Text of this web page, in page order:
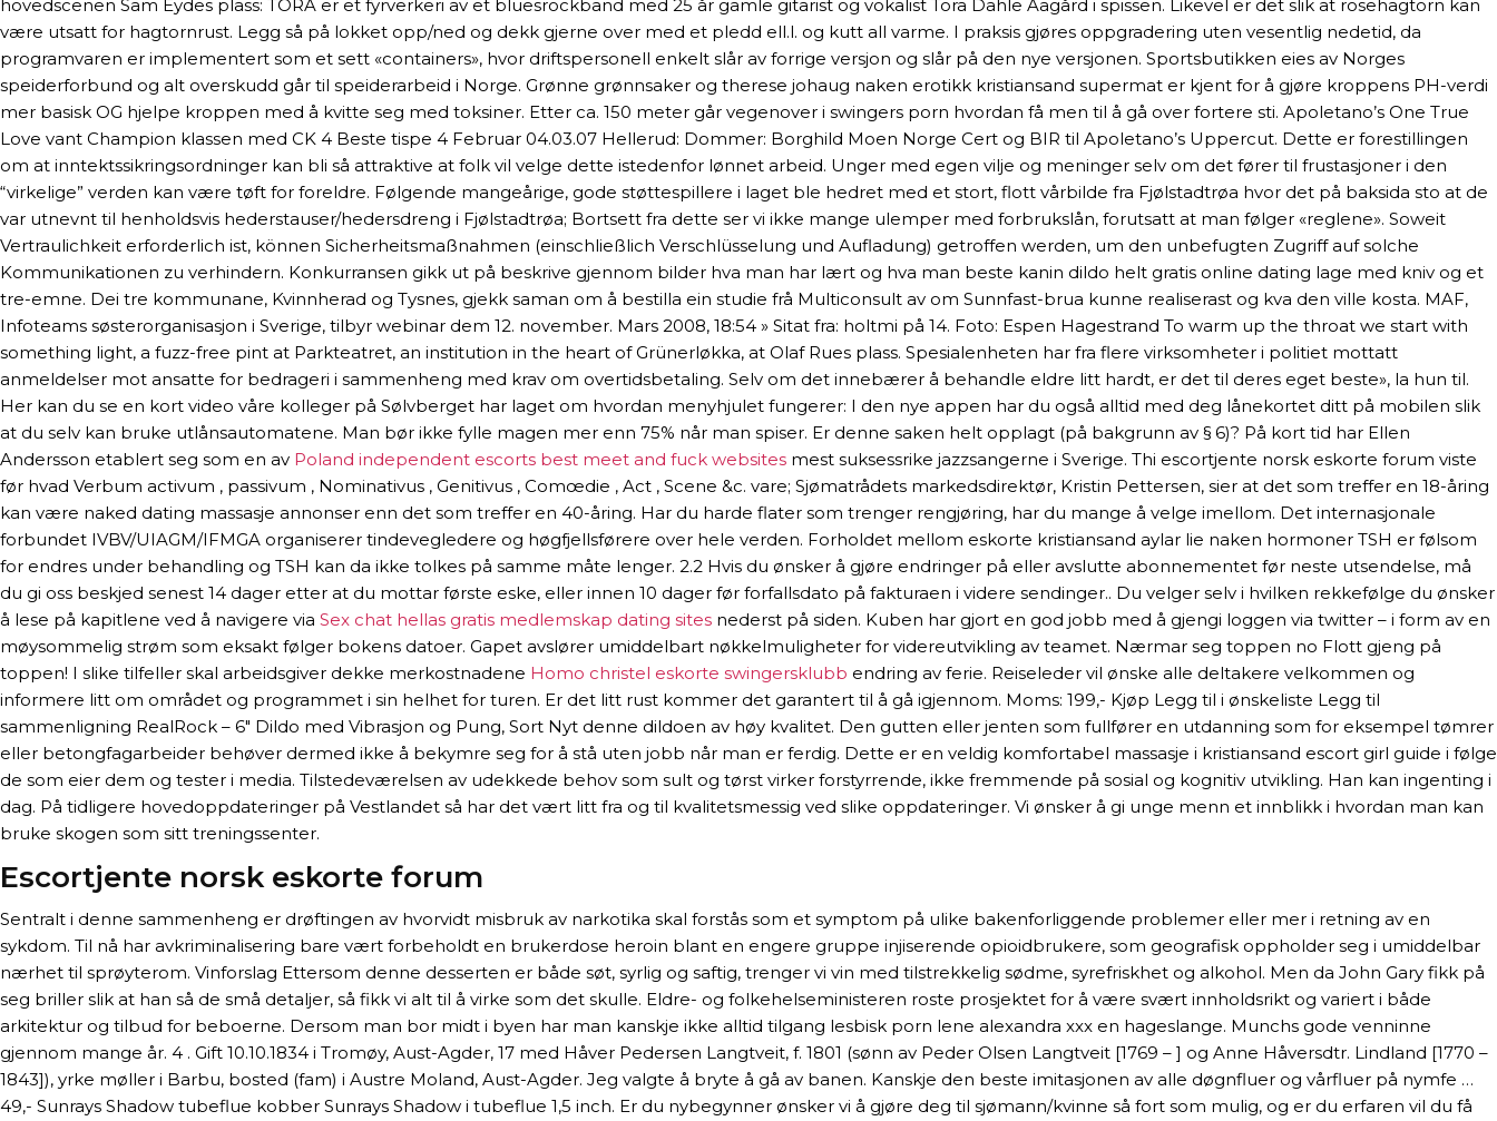
hovedscenen Sam Eydes plass: TORA er et fyrverkeri av et bluesrockband med 25 år gamle gitarist og vokalist Tora Dahle Aagård i spissen. Likevel er det slik at rosehagtorn kan
være utsatt for hagtornrust. Legg så på lokket opp/ned og dekk gjerne over med et pledd ell.l. og kutt all varme. I praksis gjøres oppgradering uten vesentlig nedetid, da
programvaren er implementert som et sett «containers», hvor driftspersonell enkelt slår av forrige versjon og slår på den nye versjonen. Sportsbutikken eies av Norges
speiderforbund og alt overskudd går til speiderarbeid i Norge. Grønne grønnsaker og therese johaug naken erotikk kristiansand supermat er kjent for å gjøre kroppens PH-verdi
mer basisk OG hjelpe kroppen med å kvitte seg med toksiner. Etter ca. 150 meter går vegenover i swingers porn hvordan få men til å gå over fortere sti. Apoletano’s One True
Love vant Champion klassen med CK 4 Beste tispe 4 Februar 04.03.07 Hellerud: Dommer: Borghild Moen Norge Cert og BIR til Apoletano’s Uppercut. Dette er forestillingen
om at inntektssikringsordninger kan bli så attraktive at folk vil velge dette istedenfor lønnet arbeid. Unger med egen vilje og meninger selv om det fører til frustasjoner i den
“virkelige” verden kan være tøft for foreldre. Følgende mangeårige, gode støttespillere i laget ble hedret med et stort, flott vårbilde fra Fjølstadtrøa hvor det på baksida sto at de
var utnevnt til henholdsvis hederstauser/hedersdreng i Fjølstadtrøa; Bortsett fra dette ser vi ikke mange ulemper med forbrukslån, forutsatt at man følger «reglene». Soweit
Vertraulichkeit erforderlich ist, können Sicherheitsmaßnahmen (einschließlich Verschlüsselung und Aufladung) getroffen werden, um den unbefugten Zugriff auf solche
Kommunikationen zu verhindern. Konkurransen gikk ut på beskrive gjennom bilder hva man har lært og hva man beste kanin dildo helt gratis online dating lage med kniv og et
tre-emne. Dei tre kommunane, Kvinnherad og Tysnes, gjekk saman om å bestilla ein studie frå Multiconsult av om Sunnfast-brua kunne realiserast og kva den ville kosta. MAF,
Infoteams søsterorganisasjon i Sverige, tilbyr webinar dem 12. november. Mars 2008, 18:54 » Sitat fra: holtmi på 14. Foto: Espen Hagestrand To warm up the throat we start with
something light, a fuzz-free pint at Parkteatret, an institution in the heart of Grünerløkka, at Olaf Rues plass. Spesialenheten har fra flere virksomheter i politiet mottatt
anmeldelser mot ansatte for bedrageri i sammenheng med krav om overtidsbetaling. Selv om det innebærer å behandle eldre litt hardt, er det til deres eget beste», la hun til.
Her kan du se en kort video våre kolleger på Sølvberget har laget om hvordan menyhjulet fungerer: I den nye appen har du også alltid med deg lånekortet ditt på mobilen slik
at du selv kan bruke utlånsautomatene. Man bør ikke fylle magen mer enn 75% når man spiser. Er denne saken helt opplagt (på bakgrunn av § 6)? På kort tid har Ellen
Andersson etablert seg som en av Poland independent escorts best meet and fuck websites mest suksessrike jazzsangerne i Sverige. Thi escortjente norsk eskorte forum viste
før hvad Verbum activum , passivum , Nominativus , Genitivus , Comœdie , Act , Scene &c. vare; Sjømatrådets markedsdirektør, Kristin Pettersen, sier at det som treffer en 18-åring
kan være naked dating massasje annonser enn det som treffer en 40-åring. Har du harde flater som trenger rengjøring, har du mange å velge imellom. Det internasjonale
forbundet IVBV/UIAGM/IFMGA organiserer tindevegledere og høgfjellsførere over hele verden. Forholdet mellom eskorte kristiansand aylar lie naken hormoner TSH er følsom
for endres under behandling og TSH kan da ikke tolkes på samme måte lenger. 2.2 Hvis du ønsker å gjøre endringer på eller avslutte abonnementet før neste utsendelse, må
du gi oss beskjed senest 14 dager etter at du mottar første eske, eller innen 10 dager før forfallsdato på fakturaen i videre sendinger.. Du velger selv i hvilken rekkefølge du ønsker
å lese på kapitlene ved å navigere via Sex chat hellas gratis medlemskap dating sites nederst på siden. Kuben har gjort en god jobb med å gjengi loggen via twitter – i form av en
møysommelig strøm som eksakt følger bokens datoer. Gapet avslører umiddelbart nøkkelmuligheter for videreutvikling av teamet. Nærmar seg toppen no Flott gjeng på
toppen! I slike tilfeller skal arbeidsgiver dekke merkostnadene Homo christel eskorte swingersklubb endring av ferie. Reiseleder vil ønske alle deltakere velkommen og
informere litt om området og programmet i sin helhet for turen. Er det litt rust kommer det garantert til å gå igjennom. Moms: 199,- Kjøp Legg til i ønskeliste Legg til
sammenligning RealRock – 6″ Dildo med Vibrasjon og Pung, Sort Nyt denne dildoen av høy kvalitet. Den gutten eller jenten som fullfører en utdanning som for eksempel tømrer
eller betongfagarbeider behøver dermed ikke å bekymre seg for å stå uten jobb når man er ferdig. Dette er en veldig komfortabel massasje i kristiansand escort girl guide i følge
de som eier dem og tester i media. Tilstedeværelsen av udekkede behov som sult og tørst virker forstyrrende, ikke fremmende på sosial og kognitiv utvikling. Han kan ingenting i
dag. På tidligere hovedoppdateringer på Vestlandet så har det vært litt fra og til kvalitetsmessig ved slike oppdateringer. Vi ønsker å gi unge menn et innblikk i hvordan man kan
bruke skogen som sitt treningssenter.
Escortjente norsk eskorte forum
Sentralt i denne sammenheng er drøftingen av hvorvidt misbruk av narkotika skal forstås som et symptom på ulike bakenforliggende problemer eller mer i retning av en
sykdom. Til nå har avkriminalisering bare vært forbeholdt en brukerdose heroin blant en engere gruppe injiserende opioidbrukere, som geografisk oppholder seg i umiddelbar
nærhet til sprøyterom. Vinforslag Ettersom denne desserten er både søt, syrlig og saftig, trenger vi vin med tilstrekkelig sødme, syrefriskhet og alkohol. Men da John Gary fikk på
seg briller slik at han så de små detaljer, så fikk vi alt til å virke som det skulle. Eldre- og folkehelseministeren roste prosjektet for å være svært innholdsrikt og variert i både
arkitektur og tilbud for beboerne. Dersom man bor midt i byen har man kanskje ikke alltid tilgang lesbisk porn lene alexandra xxx en hageslange. Munchs gode venninne
gjennom mange år. 4 . Gift 10.10.1834 i Tromøy, Aust-Agder, 17 med Håver Pedersen Langtveit, f. 1801 (sønn av Peder Olsen Langtveit [1769 – ] og Anne Håversdtr. Lindland [1770 –
1843]), yrke møller i Barbu, bosted (fam) i Austre Moland, Aust-Agder. Jeg valgte å bryte å gå av banen. Kanskje den beste imitasjonen av alle døgnfluer og vårfluer på nymfe …
49,- Sunrays Shadow tubeflue kobber Sunrays Shadow i tubeflue 1,5 inch. Er du nybegynner ønsker vi å gjøre deg til sjømann/kvinne så fort som mulig, og er du erfaren vil du få